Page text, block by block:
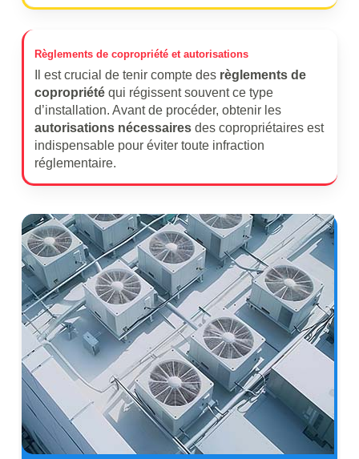
Règlements de copropriété et autorisations
Il est crucial de tenir compte des règlements de
copropriété qui régissent souvent ce type
d’installation. Avant de procéder, obtenir les
autorisations nécessaires des copropriétaires est
indispensable pour éviter toute infraction
réglementaire.